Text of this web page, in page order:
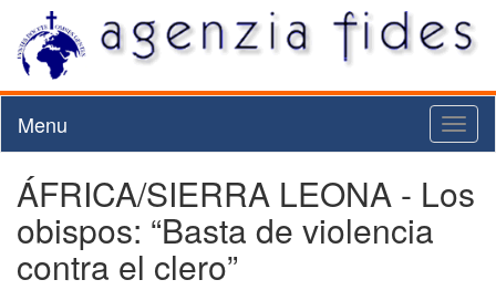
Menu
ÁFRICA/SIERRA LEONA - Los
obispos: “Basta de violencia
contra el clero”